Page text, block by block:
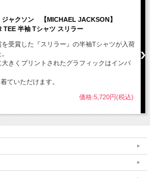
ジャクソン 【MICHAEL JACKSON】
TEE 半袖 Tシャツ スリラー
を受賞した『スリラー』の半袖Tシャツが入荷
大きくプリントされたグラフィックはインパ
ていただけます。
価格:5,720円(税込)